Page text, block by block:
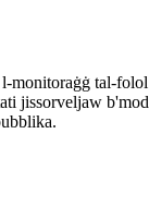
monitoraġġ tal-folol
jissorveljaw b'mod